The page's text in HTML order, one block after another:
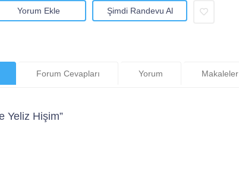
Yorum Ekle Şimdi Randevu Al
Forum Cevapları Yorum Makaleler
Yeliz Hişim”